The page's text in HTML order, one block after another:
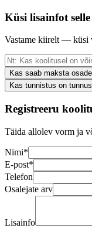
Küsi lisainfot
Vastame kiirelt — küsi
Kas saab maksta
Kas tunnistus on
Registreeru
Täida allolev vorm ja
Nimi*
E-post*
Telefon
Osalejate arv
Lisainfo